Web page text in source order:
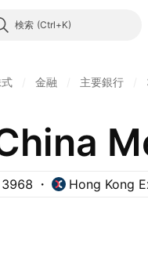
検索
金融 主要銀行
3968 Hong Kong